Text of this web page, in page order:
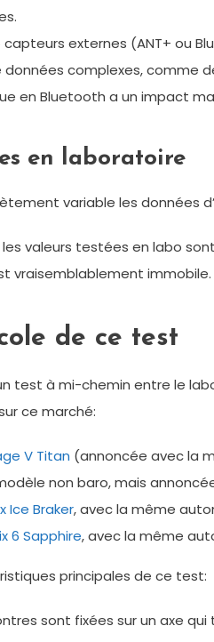
capteurs externes (ANT+ ou
données complexes, comme
en Bluetooth a un impact
en laboratoire
variable les données
les valeurs testées en labo
vraisemblablement
de ce test
test à mi-chemin entre le
ce marché:
V Titan (annoncée avec la
non baro, mais
Ice Braker, avec la même
6 Sapphire, avec la même
principales de ce test:
sont fixées sur un axe